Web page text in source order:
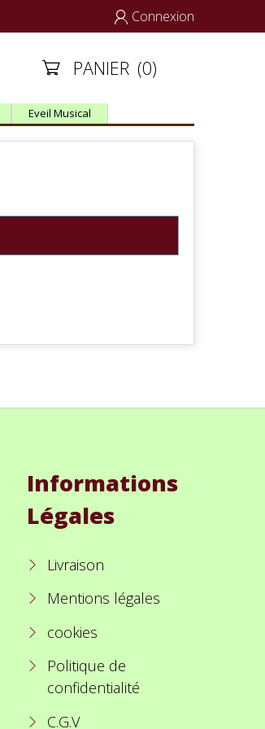
 Connexion
 PANIER (0)
Eveil Musical
Informations
Légales
Livraison
Mentions légales
cookies
Politique de
confidentialité
C.G.V